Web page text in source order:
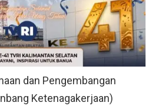
dan Pengembangan
Ketenagakerjaan)